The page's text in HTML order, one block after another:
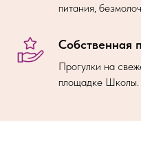
питания,
Собственная
Прогулки на
площадке Школы.